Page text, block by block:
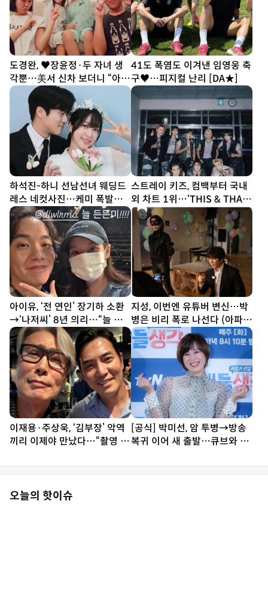
도경완, ♥장윤정·두 자녀 생
각뿐…美서 신차 보더니 “아빠
열심히 할게” [SD톡톡]
41도 폭염도 이겨낸 임영웅 축
구♥…피지컬 난리 [DA★]
하석진-하니 선남선녀 웨딩드
레스 네컷사진…케미 폭발
[DA★]
스트레이 키즈, 컴백부터 국내
외 차트 1위…‘THIS & THAT’
흥행 시동
아이유, ‘전 연인’ 장기하 소환
→‘나저씨’ 8년 의리…“늘 든
든” [SD톡톡]
지성, 이번엔 유튜버 변신…박
병은 비리 폭로 나선다 (아파
트)
이재용·주상욱, ‘김부장’ 악역
끼리 이제야 만났다…“촬영 땐
[공식] 박미선, 암 투병→방송
복귀 이어 새 출발…큐브와 6
오늘의 핫이슈